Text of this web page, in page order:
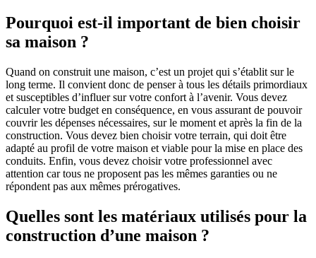
Pourquoi est-il important de bien choisir
sa maison ?
Quand on construit une maison, c’est un projet qui s’établit sur le
long terme. Il convient donc de penser à tous les détails primordiaux
et susceptibles d’influer sur votre confort à l’avenir. Vous devez
calculer votre budget en conséquence, en vous assurant de pouvoir
couvrir les dépenses nécessaires, sur le moment et après la fin de la
construction. Vous devez bien choisir votre terrain, qui doit être
adapté au profil de votre maison et viable pour la mise en place des
conduits. Enfin, vous devez choisir votre professionnel avec
attention car tous ne proposent pas les mêmes garanties ou ne
répondent pas aux mêmes prérogatives.
Quelles sont les matériaux utilisés pour la
construction d’une maison ?